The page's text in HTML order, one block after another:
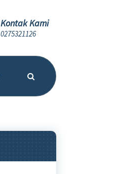
Kontak Kami
0275321126